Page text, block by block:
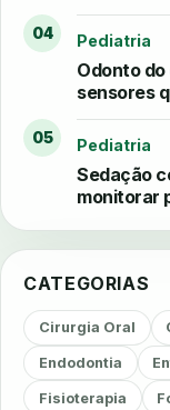
04 Pediatria
Odonto
sensores
05 Pediatria
Sedação
monitorar
CATEGORIAS
Cirurgia Oral
Endodontia
Fisioterapia